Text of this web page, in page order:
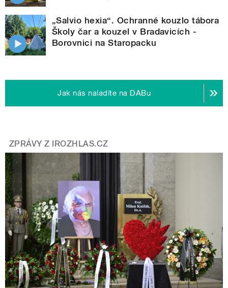
„Salvio hexia“. Ochranné kouzlo tábora
Školy čar a kouzel v Bradavicích -
Borovnici na Staropacku
Jak nás naladíte na DABu
ZPRÁVY Z IROZHLAS.CZ